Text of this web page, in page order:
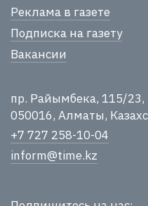
Реклама в газете
Подписка на газету
Вакансии
пр. Райымбека, 115/23,
050016, Алматы,
+7 727 258-10-04
inform@time.kz